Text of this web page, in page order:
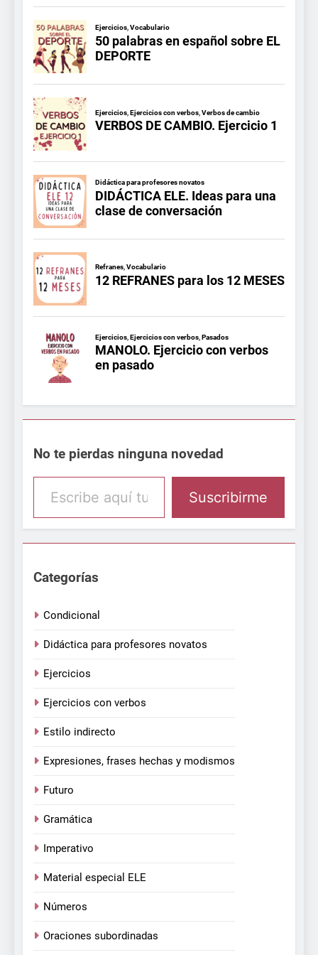
No te pierdas ninguna novedad
Escribe aquí tu email
Suscribirme
Categorías
Condicional
Didáctica para profesores novatos
Ejercicios
Ejercicios con verbos
Estilo indirecto
Expresiones, frases hechas y modismos
Futuro
Gramática
Imperativo
Material especial ELE
Números
Oraciones subordinadas